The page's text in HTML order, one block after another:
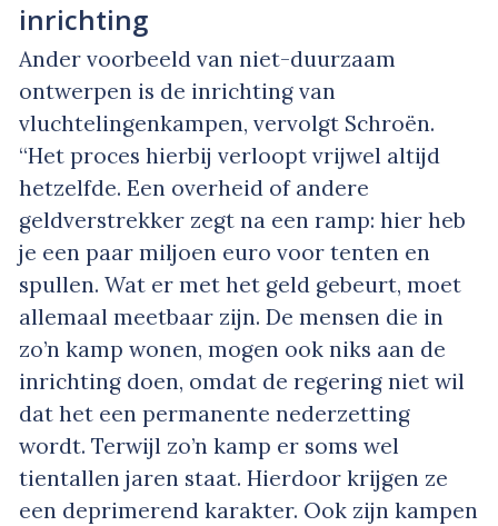
inrichting
Ander voorbeeld van niet-duurzaam
ontwerpen is de inrichting van
vluchtelingenkampen, vervolgt Schroën.
“Het proces hierbij verloopt vrijwel altijd
hetzelfde. Een overheid of andere
geldverstrekker zegt na een ramp: hier heb
je een paar miljoen euro voor tenten en
spullen. Wat er met het geld gebeurt, moet
allemaal meetbaar zijn. De mensen die in
zo’n kamp wonen, mogen ook niks aan de
inrichting doen, omdat de regering niet wil
dat het een permanente nederzetting
wordt. Terwijl zo’n kamp er soms wel
tientallen jaren staat. Hierdoor krijgen ze
een deprimerend karakter. Ook zijn kampen